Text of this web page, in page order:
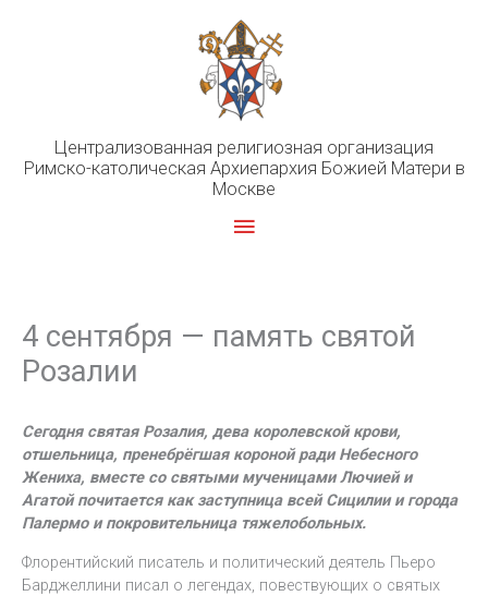
Централизованная религиозная организация
Римско-католическая Архиепархия Божией Матери в
Москве
Главное
4 сентября — память святой
Розалии
Сегодня святая Розалия, дева королевской крови,
отшельница, пренебрёгшая короной ради Небесного
Жениха, вместе со святыми мученицами Лючией и
Агатой почитается как заступница всей Сицилии и города
Палермо и покровительница тяжелобольных.
Флорентийский писатель и политический деятель Пьеро
Барджеллини писал о легендах, повествующих о святых